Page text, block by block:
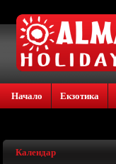
Начало Екзотика
Календар